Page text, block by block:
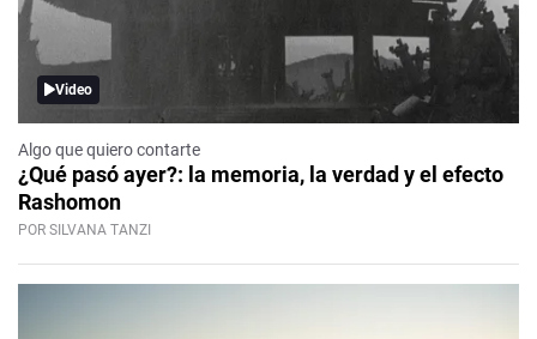
Video
Algo que quiero contarte
¿Qué pasó ayer?: la memoria, la verdad y el efecto
Rashomon
POR SILVANA TANZI